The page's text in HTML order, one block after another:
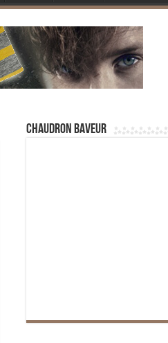
Chaudron Baveur